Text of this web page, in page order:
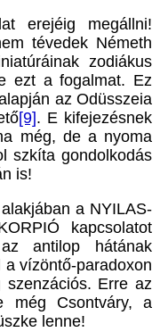
erejéig megállni!
tévedek Németh
zodiákus
ezt a fogalmat. Ez
az Odüsszeia
[9]. E kifejezésnek
még, de a nyoma
szkíta gondolkodás
is!
a NYILAS-
kapcsolatot
antilop hátának
vízöntő-paradoxon
szenzációs. Erre az
még Csontváry, a
lenne!